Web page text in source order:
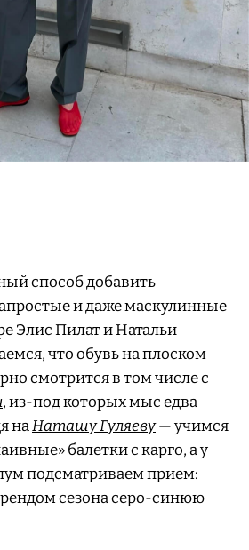
способ добавить
и даже маскулинные
Элис Пилат и Натальи
что обувь на плоском
смотрится в том числе с
, из-под которых мыс едва
наНаташу Гуляеву— учимся
балетки с карго, а у
подсматриваем прием:
сезона серо-синюю